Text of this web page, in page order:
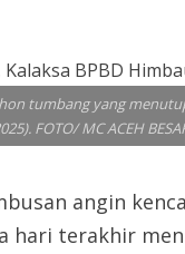
tumbang yang
FOTO/ MC ACEH
angin
hari terakhir